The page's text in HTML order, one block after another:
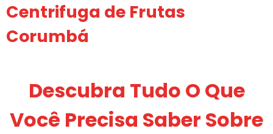
Centrifuga de Frutas
Corumbá
Descubra Tudo O Que
Você Precisa Saber Sobre